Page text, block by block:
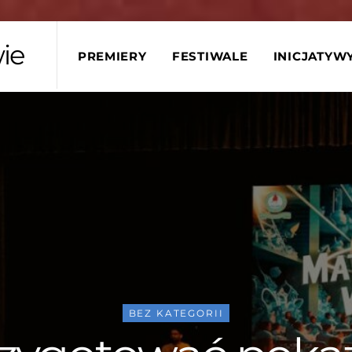
PREMIERY FESTIWALE
BEZ KATEGORII